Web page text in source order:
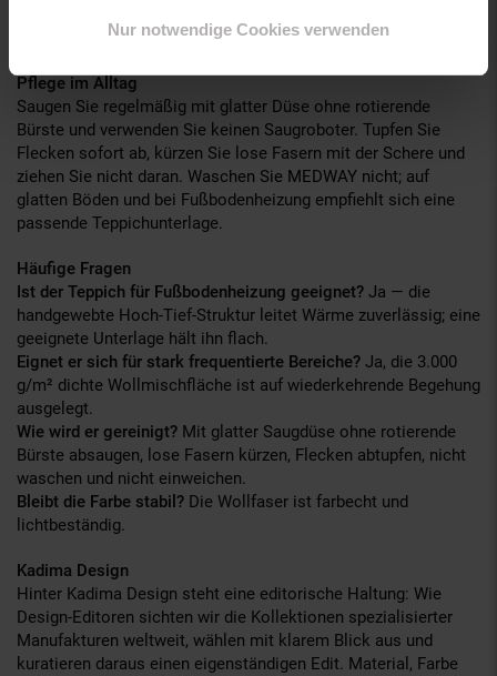
Nur notwendige Cookies verwenden
Pflege im Alltag
Saugen Sie regelmäßig mit glatter Düse ohne rotierende
Bürste und verwenden Sie keinen Saugroboter. Tupfen Sie
Flecken sofort ab, kürzen Sie lose Fasern mit der Schere und
ziehen Sie nicht daran. Waschen Sie MEDWAY nicht; auf
glatten Böden und bei Fußbodenheizung empfiehlt sich eine
passende Teppichunterlage.
Häufige Fragen
Ist der Teppich für Fußbodenheizung geeignet? Ja — die
handgewebte Hoch-Tief-Struktur leitet Wärme zuverlässig; eine
geeignete Unterlage hält ihn flach.
Eignet er sich für stark frequentierte Bereiche? Ja, die 3.000
g/m² dichte Wollmischfläche ist auf wiederkehrende Begehung
ausgelegt.
Wie wird er gereinigt? Mit glatter Saugdüse ohne rotierende
Bürste absaugen, lose Fasern kürzen, Flecken abtupfen, nicht
waschen und nicht einweichen.
Bleibt die Farbe stabil? Die Wollfaser ist farbecht und
lichtbeständig.
Kadima Design
Hinter Kadima Design steht eine editorische Haltung: Wie
Design-Editoren sichten wir die Kollektionen spezialisierter
Manufakturen weltweit, wählen mit klarem Blick aus und
kuratieren daraus einen eigenständigen Edit. Material, Farbe